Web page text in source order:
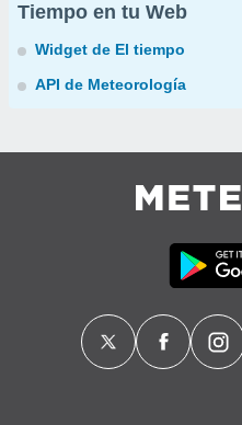
Tiempo en tu Web
Widget de El tiempo
API de Meteorología